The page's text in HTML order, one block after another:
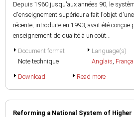
Depuis 1960 jusqu'aux années 90, le
d'enseignement supérieur a fait l'objet
récente, introduite en 1993, avait été conçue
enseignement de qualité à un coût...
Document format
Note technique
Language(s)
Anglais,
Download Read more
Reforming a National System of